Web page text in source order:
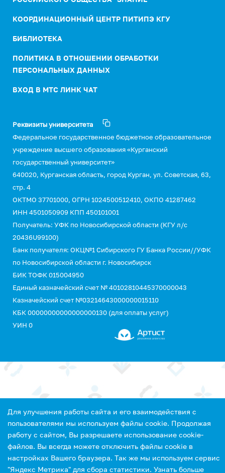
КООРДИНАЦИОННЫЙ ЦЕНТР ПИТИПЭ КГУ
БИБЛИОТЕКА
ПОЛИТИКА В ОТНОШЕНИИ ОБРАБОТКИ
ПЕРСОНАЛЬНЫХ ДАННЫХ
ВХОД В МТС ЛИНК ЧАТ
Реквизиты университета
Федеральное государственное бюджетное образовательное
учреждение высшего образования «Курганский
государственный университет»
640020, Курганская область, город Курган, ул. Советская, 63,
стр. 4
ОКТМО 37701000, ОГРН 1024500512410, ОКПО 41287462
ИНН 4501050909 КПП 450101001
Получатель: УФК по Новосибирской области (КГУ л/с
20436U99100)
Банк получателя: ОКЦ№1 Сибирского ГУ Банка России//УФК
по Новосибирской области г. Новосибирск
БИК ТОФК 015004950
Единый казначейский счет № 40102810445370000043
Казначейский счет №03214643000000015110
КБК 00000000000000000130 (для оплаты услуг)
УИН 0
Для улучшения работы сайта и его взаимодействия с
пользователями мы используем файлы cookie. Продолжая
работу с сайтом, Вы разрешаете использование cookie-
файлов. Вы всегда можете отключить файлы cookie в
настройках Вашего браузера. Так же мы используем сервис
"Яндекс Метрика" для сбора статистики. Узнать больше